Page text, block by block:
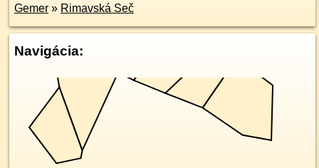
Gemer » Rimavská Seč
Navigácia: